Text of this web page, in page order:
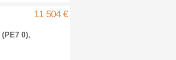
11 504 €
(PE7 0),